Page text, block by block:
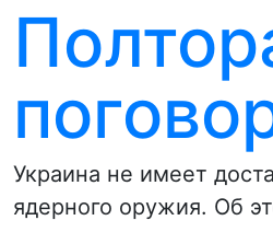
Украина не имеет
ядерного оружия. Об